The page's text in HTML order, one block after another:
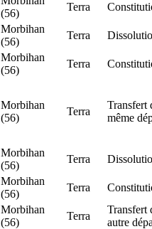
(56)
Terra
Morbihan
(56)
Terra
Morbihan
(56)
Terra
Morbihan
(56)
Terra
Transfert
même
Morbihan
(56)
Terra
Morbihan
(56)
Terra
Morbihan
(56)
Terra
Transfert
autre